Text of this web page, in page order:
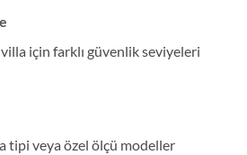
için farklı güvenlik seviyeleri
tipi veya özel ölçü modeller